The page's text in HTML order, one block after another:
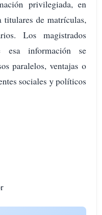
privilegiada, en
de matrículas,
Los magistrados
esa información se
paralelos, ventajas o
sociales y políticos